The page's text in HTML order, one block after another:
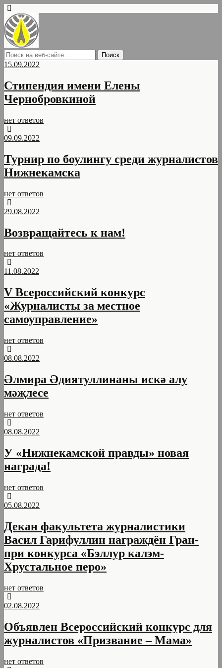
15.09.2022
Стипендия имени Елены
Чернобровкиной
нет ответов
09.09.2022
Турнир по боулингу среди журналистов
Нижнекамска
нет ответов
29.08.2022
Возвращайтесь к нам!
нет ответов
11.08.2022
V Всероссийский конкурс
«Журналисты за местное
самоуправление»
нет ответов
08.08.2022
Әлмира Әдиятуллинаны искә алу
мәҗлесе
нет ответов
08.08.2022
У «Нижнекамской правды» новая
награда!
нет ответов
05.08.2022
Декан факультета журналистики
Васил Гарифуллин награждён Гран-
при конкурса «Бэллур калэм-
Хрустальное перо»
нет ответов
02.08.2022
Объявлен Всероссийский конкурс для
журналистов «Призвание – Мама»
нет ответов